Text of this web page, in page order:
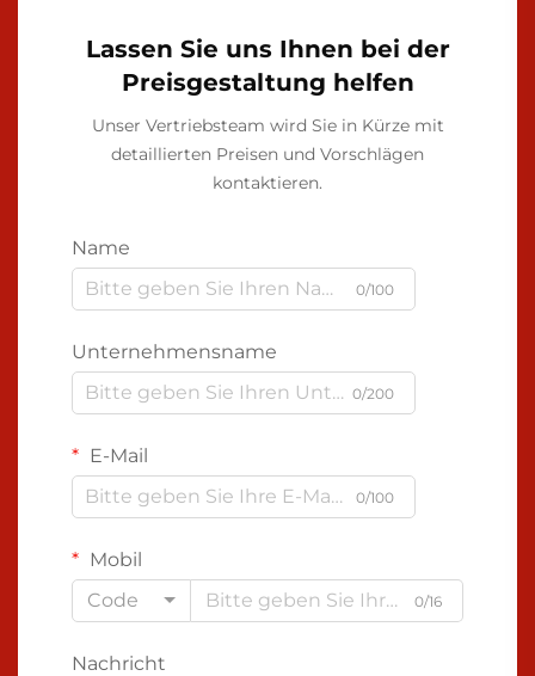
Lassen Sie uns Ihnen bei der
Preisgestaltung helfen
Unser Vertriebsteam wird Sie in Kürze mit
detaillierten Preisen und Vorschlägen
kontaktieren.
Name
0/100
Unternehmensname
0/200
E-Mail
0/100
Mobil
Code
0/16
Nachricht